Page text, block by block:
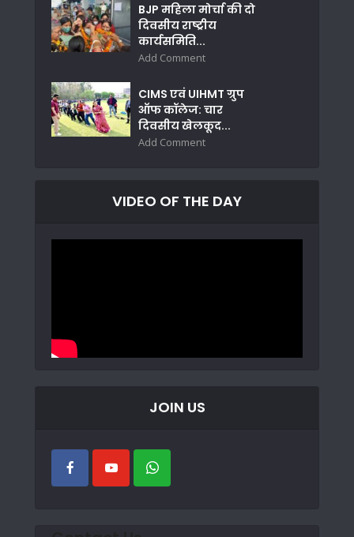
BJP महिला मोर्चा की दो
दिवसीय राष्ट्रीय
कार्यसमिति...
Add Comment
CIMS एवं UIHMT ग्रुप
ऑफ कॉलेज: चार
दिवसीय खेलकूद...
Add Comment
VIDEO OF THE DAY
JOIN US